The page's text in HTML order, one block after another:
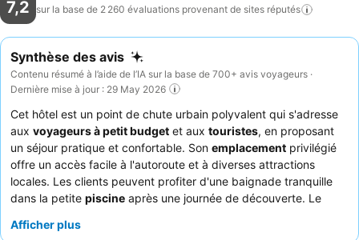
7,2 sur la base de 2 260 évaluations provenant de sites réputés
Synthèse des avis
Contenu résumé à l’aide de l’IA sur la base de 700+ avis voyageurs ·
Dernière mise à jour : 29 May 2026
Cet hôtel est un point de chute urbain polyvalent qui s'adresse
aux voyageurs à petit budget et aux touristes, en proposant
un séjour pratique et confortable. Son emplacement privilégié
offre un accès facile à l'autoroute et à diverses attractions
locales. Les clients peuvent profiter d'une baignade tranquille
dans la petite piscine après une journée de découverte. Le
serviable, et le petit-déjeuner gratuit propose des options
Afficher plus